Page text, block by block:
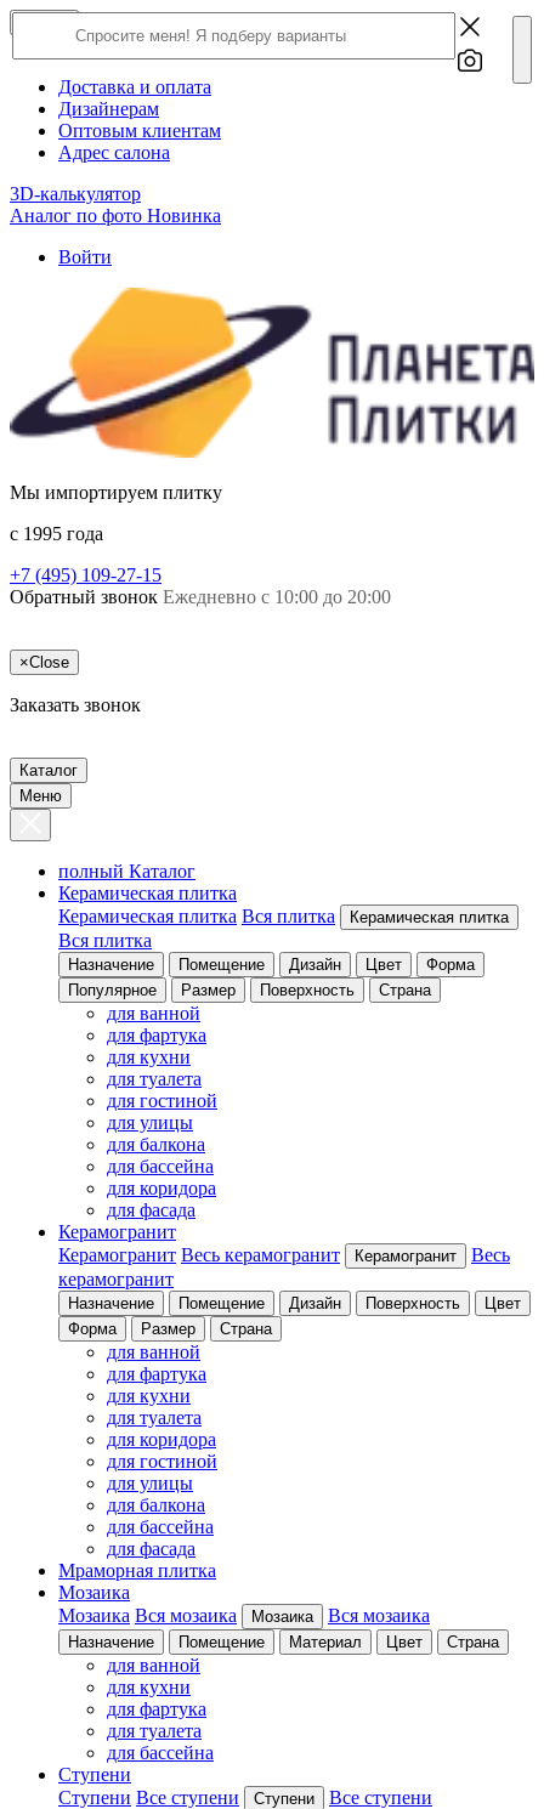
О компании
Доставка и оплата
Дизайнерам
Оптовым клиентам
Адрес салона
3D-калькулятор
Аналог по фото Новинка
Войти
Мы импортируем плитку
c 1995 года
+7 (495) 109-27-15
Обратный звонок Ежедневно с 10:00 до 20:00
×Close
Заказать звонок
Каталог
Меню
полный Каталог
Керамическая плитка
Керамическая плитка Вся плитка Керамическая плитка
Вся плитка
Назначение Помещение Дизайн Цвет
Форма
Популярное
Размер Поверхность Страна
для ванной
для фартука
для кухни
для туалета
для гостиной
для улицы
для балкона
для бассейна
для коридора
для фасада
Керамогранит
Керамогранит Весь керамогранит Керамогранит
Весь
керамогранит
Назначение Помещение Дизайн Поверхность
Цвет
Форма
Размер Страна
для ванной
для фартука
для кухни
для туалета
для коридора
для гостиной
для улицы
для балкона
для бассейна
для фасада
Мраморная плитка
Мозаика
Мозаика Вся мозаика Мозаика Вся мозаика
Назначение Помещение Материал Цвет Страна
для ванной
для кухни
для фартука
для туалета
для бассейна
Ступени
Ступени Все ступени Ступени Все ступени